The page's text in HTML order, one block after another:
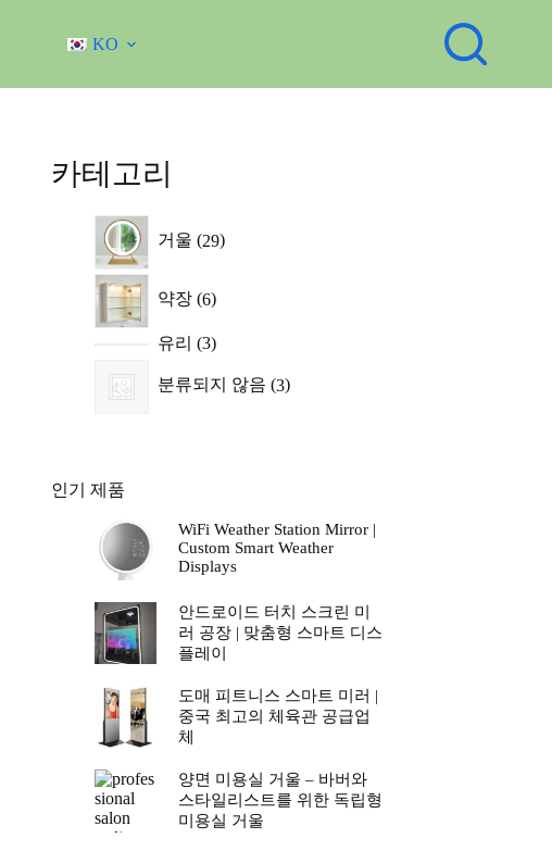
KO
카테고리
거울 29제
약장 6제
유리
33
품
분류되지 않음 3제
인기 제품
WiFi Weather Station Mirror |
Custom Smart Weather
Displays
안드로이드 터치 스크린 미
러 공장 | 맞춤형 스마트 디스
플레이
도매 피트니스 스마트 미러 |
중국 최고의 체육관 공급업
체
양면 미용실 거울 – 바버와
스타일리스트를 위한 독립형
미용실 거울